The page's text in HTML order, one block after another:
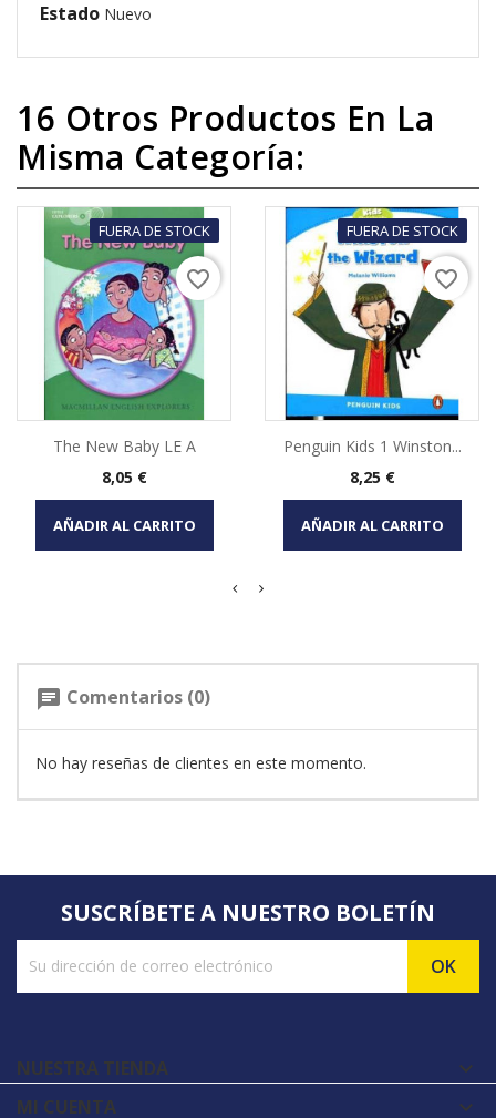
Estado Nuevo
16 Otros Productos En La
Misma Categoría:
FUERA DE STOCK
The New Baby LE A
Precio
8,05 €
AÑADIR AL CARRITO
favorite_border
FUERA DE STOCK
Penguin Kids 1 Winston...
Precio
8,25 €
AÑADIR AL CARRITO
favorite_border
chat Comentarios (0)
No hay reseñas de clientes en este momento.
SUSCRÍBETE A NUESTRO BOLETÍN
NUESTRA TIENDA 
MI CUENTA 